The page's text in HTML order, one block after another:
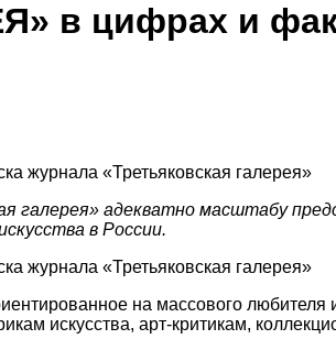
в цифрах и
галерея» адекватно масштабу
в России.
на массового любителя
искусства, арт-критикам,